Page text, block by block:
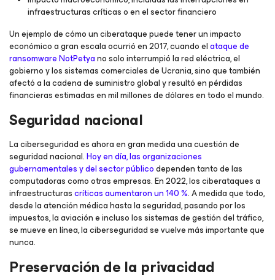
infraestructuras críticas o en el sector financiero
Un ejemplo de cómo un ciberataque puede tener un impacto
económico a gran escala ocurrió en 2017, cuando elataque de
ransomware NotPetyano solo interrumpió la red eléctrica, el
gobierno y los sistemas comerciales de Ucrania, sino que también
afectó a la cadena de suministro global y resultó en pérdidas
financieras estimadas en mil millones de dólares en todo el mundo.
Seguridad nacional
La ciberseguridad es ahora en gran medida una cuestión de
seguridad nacional.Hoy en día, las organizaciones
gubernamentales y del sector públicodependen tanto de las
computadoras como otras empresas. En 2022, los ciberataques a
infraestructurascríticas aumentaron un 140 %. A medida que todo,
desde la atención médica hasta la seguridad, pasando por los
impuestos, la aviación e incluso los sistemas de gestión del tráfico,
se mueve en línea, la ciberseguridad se vuelve más importante que
nunca.
Preservación de la privacidad